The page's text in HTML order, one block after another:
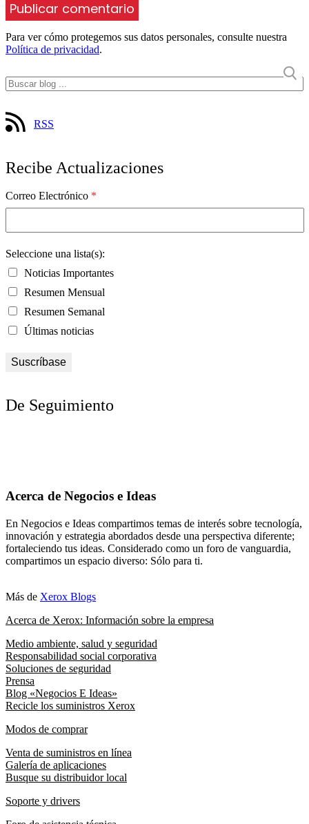
Para ver cómo protegemos sus datos personales, consulte nuestra
Política de privacidad.
RSS
Recibe Actualizaciones
Correo Electrónico *
Seleccione una lista(s):
Noticias Importantes
Resumen Mensual
Resumen Semanal
Últimas noticias
De Seguimiento
Acerca de Negocios e Ideas
En Negocios e Ideas compartimos temas de interés sobre tecnología,
innovación y estrategia abordados desde una perspectiva diferente;
fortaleciendo tus ideas. Considerado como un foro de vanguardia,
compartimos un espacio diverso: Sólo para ti.
Más de Xerox Blogs
Acerca de Xerox: Información sobre la empresa
Medio ambiente, salud y seguridad
Responsabilidad social corporativa
Soluciones de seguridad
Prensa
Blog «Negocios E Ideas»
Recicle los suministros Xerox
Modos de comprar
Venta de suministros en línea
Galería de aplicaciones
Busque su distribuidor local
Soporte y drivers